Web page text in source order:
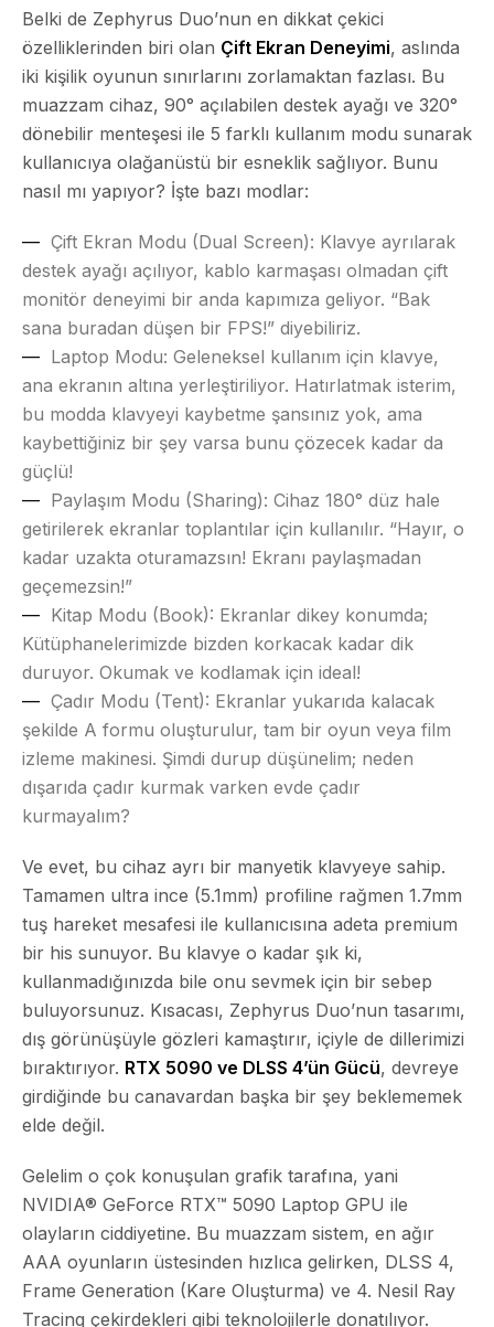
Belki de Zephyrus Duo’nun en dikkat çekici
özelliklerinden biri olan Çift Ekran Deneyimi, aslında
iki kişilik oyunun sınırlarını zorlamaktan fazlası. Bu
muazzam cihaz, 90° açılabilen destek ayağı ve 320°
dönebilir menteşesi ile 5 farklı kullanım modu sunarak
kullanıcıya olağanüstü bir esneklik sağlıyor. Bunu
nasıl mı yapıyor? İşte bazı modlar:
Çift Ekran Modu (Dual Screen): Klavye ayrılarak
destek ayağı açılıyor, kablo karmaşası olmadan çift
monitör deneyimi bir anda kapımıza geliyor. “Bak
sana buradan düşen bir FPS!” diyebiliriz.
Laptop Modu: Geleneksel kullanım için klavye,
ana ekranın altına yerleştiriliyor. Hatırlatmak isterim,
bu modda klavyeyi kaybetme şansınız yok, ama
kaybettiğiniz bir şey varsa bunu çözecek kadar da
güçlü!
Paylaşım Modu (Sharing): Cihaz 180° düz hale
getirilerek ekranlar toplantılar için kullanılır. “Hayır, o
kadar uzakta oturamazsın! Ekranı paylaşmadan
geçemezsin!”
Kitap Modu (Book): Ekranlar dikey konumda;
Kütüphanelerimizde bizden korkacak kadar dik
duruyor. Okumak ve kodlamak için ideal!
Çadır Modu (Tent): Ekranlar yukarıda kalacak
şekilde A formu oluşturulur, tam bir oyun veya film
izleme makinesi. Şimdi durup düşünelim; neden
dışarıda çadır kurmak varken evde çadır
kurmayalım?
Ve evet, bu cihaz ayrı bir manyetik klavyeye sahip.
Tamamen ultra ince (5.1mm) profiline rağmen 1.7mm
tuş hareket mesafesi ile kullanıcısına adeta premium
bir his sunuyor. Bu klavye o kadar şık ki,
kullanmadığınızda bile onu sevmek için bir sebep
buluyorsunuz. Kısacası, Zephyrus Duo’nun tasarımı,
dış görünüşüyle gözleri kamaştırır, içiyle de dillerimizi
bıraktırıyor. RTX 5090 ve DLSS 4’ün Gücü, devreye
girdiğinde bu canavardan başka bir şey beklememek
elde değil.
Gelelim o çok konuşulan grafik tarafına, yani
NVIDIA® GeForce RTX™ 5090 Laptop GPU ile
olayların ciddiyetine. Bu muazzam sistem, en ağır
AAA oyunların üstesinden hızlıca gelirken, DLSS 4,
Frame Generation (Kare Oluşturma) ve 4. Nesil Ray
Tracing çekirdekleri gibi teknolojilerle donatılıyor.